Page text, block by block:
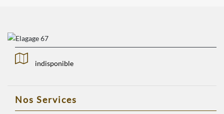
indisponible
Nos Services